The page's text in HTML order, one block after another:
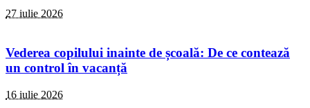
27 iulie 2026
Vederea copilului inainte de școală: De ce contează
un control în vacanță
16 iulie 2026